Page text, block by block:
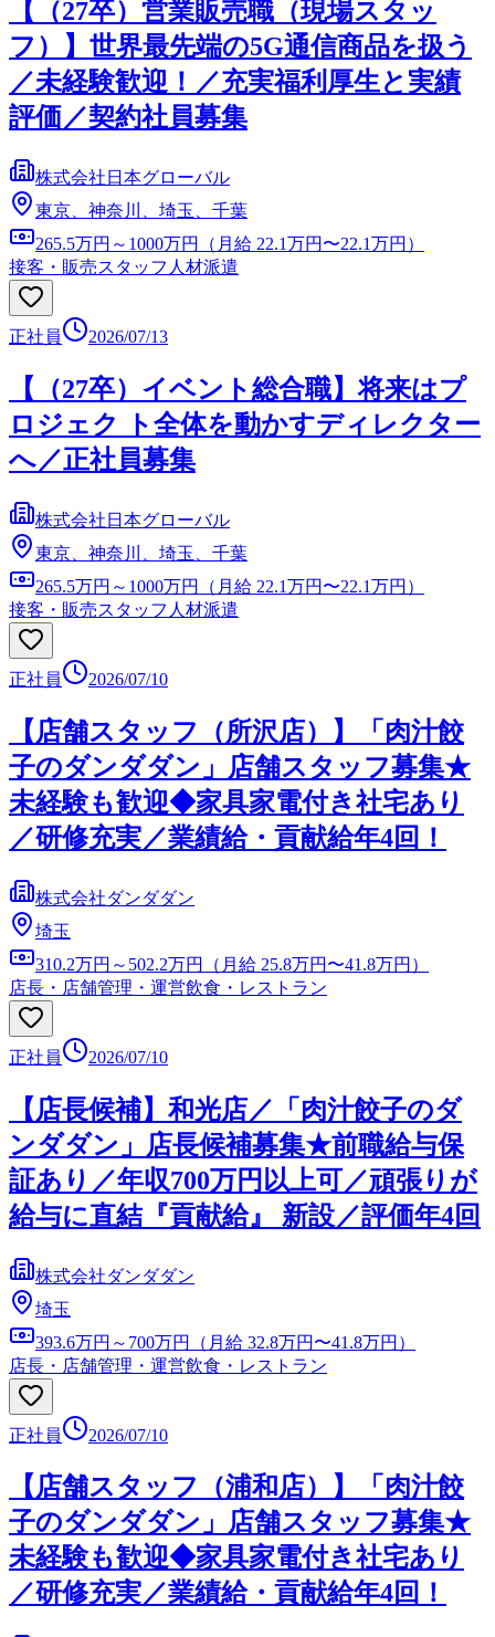
【（27卒）営業販売職（現場スタッ
フ）】世界最先端の5G通信商品を扱う
／未経験歓迎！／充実福利厚生と実績
評価／契約社員募集
株式会社日本グローバル
東京、神奈川、埼玉、千葉
265.5万円～1000万円（月給 22.1万円〜22.1万円）
接客・販売スタッフ 人材派遣
正社員 2026/07/13
【（27卒）イベント総合職】将来はプ
ロジェク ト全体を動かすディレクター
へ／正社員募集
株式会社日本グローバル
東京、神奈川、埼玉、千葉
265.5万円～1000万円（月給 22.1万円〜22.1万円）
接客・販売スタッフ 人材派遣
正社員 2026/07/10
【店舗スタッフ（所沢店）】「肉汁餃
子のダンダダン」店舗スタッフ募集★
未経験も歓迎◆家具家電付き社宅あり
／研修充実／業績給・貢献給年4回！
株式会社ダンダダン
埼玉
310.2万円～502.2万円（月給 25.8万円〜41.8万円）
店長・店舗管理・運営飲食・レストラン
正社員 2026/07/10
【店⻑候補】和光店／「⾁汁餃⼦のダ
ンダダン」店⻑候補募集★前職給与保
証あり／年収700万円以上可／頑張りが
給与に直結『貢献給』 新設／評価年4回
株式会社ダンダダン
埼玉
393.6万円～700万円（月給 32.8万円〜41.8万円）
店長・店舗管理・運営飲食・レストラン
正社員 2026/07/10
【店舗スタッフ（浦和店）】「肉汁餃
子のダンダダン」店舗スタッフ募集★
未経験も歓迎◆家具家電付き社宅あり
／研修充実／業績給・貢献給年4回！